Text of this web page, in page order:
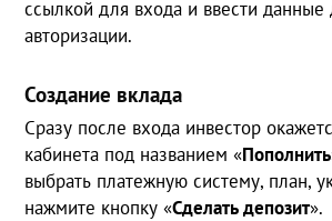
ссылкой для входа и ввести данные
авторизации.
Создание вклада
Сразу после входа инвестор
кабинета под названием «Пополнить
выбрать платежную систему, план,
нажмите кнопку «Сделать депозит».